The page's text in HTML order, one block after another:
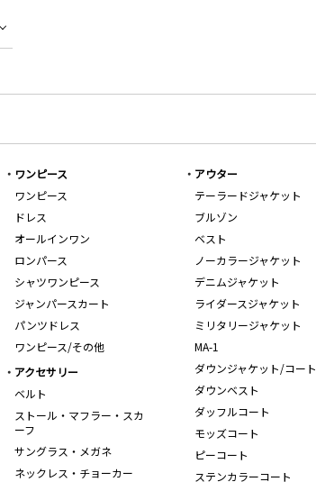
ワンピース
ワンピース
ドレス
オールインワン
ロンパース
シャツワンピース
ジャンパースカート
パンツドレス
ワンピース/その他
アウター
テーラードジャケット
ブルゾン
ベスト
ノーカラージャケット
デニムジャケット
ライダースジャケット
ミリタリージャケット
MA-1
ダウンジャケット/コート
ダウンベスト
ダッフルコート
モッズコート
ピーコート
ステンカラーコート
アクセサリー
ベルト
ストール・マフラー・スカ
ーフ
サングラス・メガネ
ネックレス・チョーカー